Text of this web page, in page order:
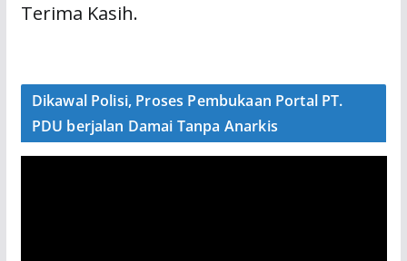
Terima Kasih.
Dikawal Polisi, Proses Pembukaan Portal PT.
PDU berjalan Damai Tanpa Anarkis